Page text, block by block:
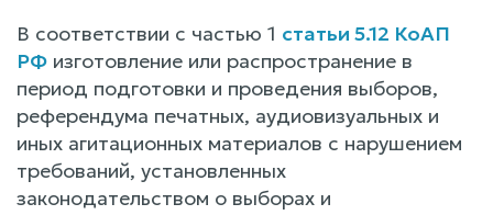
В соответствии с частью 1 статьи 5.12 КоАП
РФ изготовление или распространение в
период подготовки и проведения выборов,
референдума печатных, аудиовизуальных и
иных агитационных материалов с нарушением
требований, установленных
законодательством о выборах и